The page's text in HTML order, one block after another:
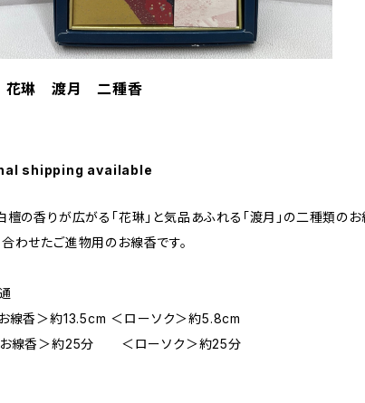
】 花琳 渡月 二種香
shipping available
檀の香りが広がる「花琳」と気品あふれる「渡月」の二種類の
わせたご進物用のお線香です。
香＞約13.5cm ＜ローソク＞約5.8cm
お線香＞約25分 ＜ローソク＞約25分